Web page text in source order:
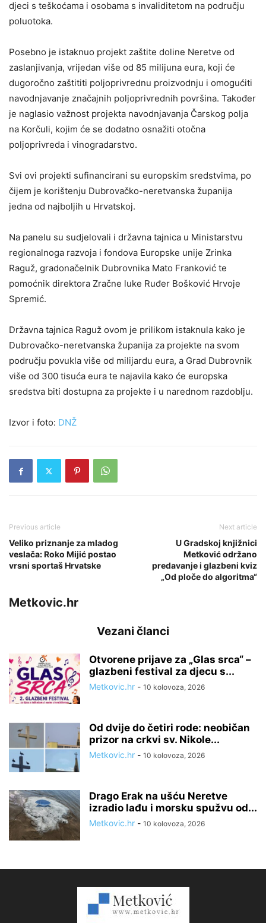
djeci s teškoćama i osobama s invaliditetom na području
poluotoka.
Posebno je istaknuo projekt zaštite doline Neretve od
zaslanjivanja, vrijedan više od 85 milijuna eura, koji će
dugoročno zaštititi poljoprivrednu proizvodnju i omogućiti
navodnjavanje značajnih poljoprivrednih površina. Također
je naglasio važnost projekta navodnjavanja Čarskog polja
na Korčuli, kojim će se dodatno osnažiti otočna
poljoprivreda i vinogradarstvo.
Svi ovi projekti sufinancirani su europskim sredstvima, po
čijem je korištenju Dubrovačko-neretvanska županija
jedna od najboljih u Hrvatskoj.
Na panelu su sudjelovali i državna tajnica u Ministarstvu
regionalnoga razvoja i fondova Europske unije Zrinka
Raguž, gradonačelnik Dubrovnika Mato Franković te
pomoćnik direktora Zračne luke Ruđer Bošković Hrvoje
Spremić.
Državna tajnica Raguž ovom je prilikom istaknula kako je
Dubrovačko-neretvanska županija za projekte na svom
području povukla više od milijardu eura, a Grad Dubrovnik
više od 300 tisuća eura te najavila kako će europska
sredstva biti dostupna za projekte i u narednom razdoblju.
Izvor i foto: DNŽ
Previous article
Veliko priznanje za mladog
veslača: Roko Mijić postao
vrsni sportaš Hrvatske
Next article
U Gradskoj knjižnici
Metković održano
predavanje i glazbeni kviz
„Od ploče do algoritma“
Metkovic.hr
Vezani članci
Otvorene prijave za „Glas srca“ –
glazbeni festival za djecu s...
Metkovic.hr - 10 kolovoza, 2026
Od dvije do četiri rode: neobičan
prizor na crkvi sv. Nikole...
Metkovic.hr - 10 kolovoza, 2026
Drago Erak na ušću Neretve
izradio lađu i morsku spužvu od...
Metkovic.hr - 10 kolovoza, 2026